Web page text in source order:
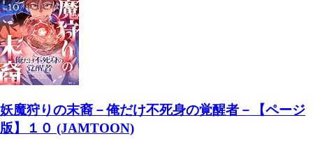
妖魔狩りの末裔－俺だけ不死身の覚醒者－【ページ
版】１０ (JAMTOON)